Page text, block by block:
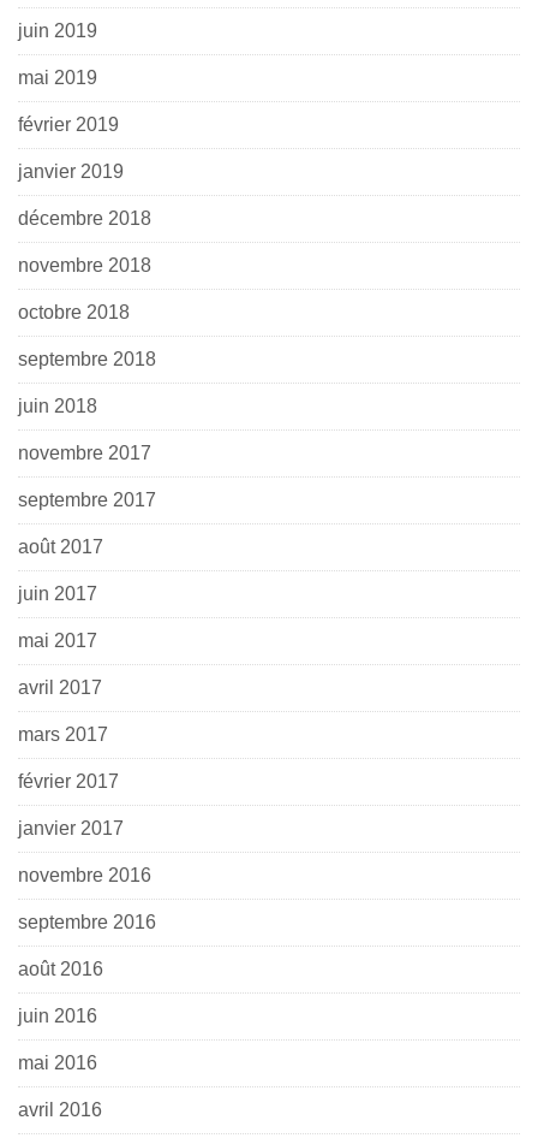
juin 2019
mai 2019
février 2019
janvier 2019
décembre 2018
novembre 2018
octobre 2018
septembre 2018
juin 2018
novembre 2017
septembre 2017
août 2017
juin 2017
mai 2017
avril 2017
mars 2017
février 2017
janvier 2017
novembre 2016
septembre 2016
août 2016
juin 2016
mai 2016
avril 2016